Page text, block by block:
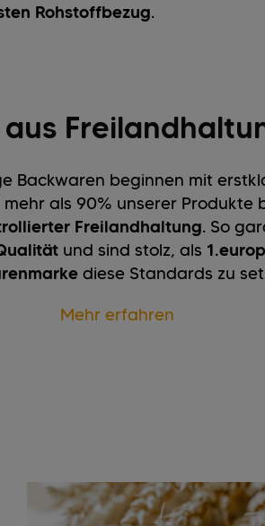
Rohstoffbezug.
aus
Backwaren beginnen mit
als 90% unserer Produkte
Freilandhaltung. So
und sind stolz, als 1.
diese Standards zu
Mehr erfahren